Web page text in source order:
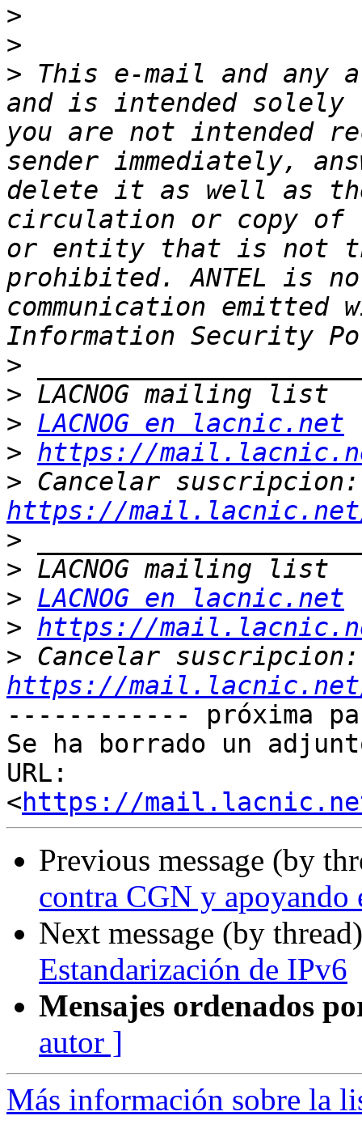
>
>
> This e-mail and any
and is intended
you are not intended
sender immediately,
delete it as well as
circulation or copy of
or entity that is not
prohibited. ANTEL is
communication
>
>
> LACNOG en lacnic.net
> https://
>
https://mail.lacnic.net/
>
>
> LACNOG en lacnic.net
> https://
>
https://mail.lacnic.net/
------------ próxima
Se ha borrado un
URL:
<https://mail.lacnic.net/
Previous message (by
contra CGN y apoyando
Next message (by
Estandarización de IPv6
Mensajes ordenados
autor ]
Más información sobre la